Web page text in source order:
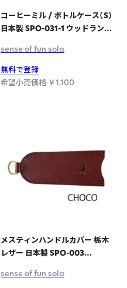
コーヒーミル / ボトルケース（S）
日本製 SPO-031-1 ウッドランド
sense of fun sola
無料で登録
希望小売価格 ￥1,100
メスティンハンドルカバー 栃木
レザー 日本製 SPO-003
sense of fun sola